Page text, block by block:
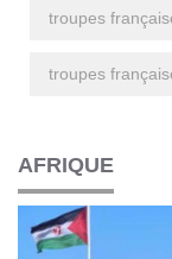
troupes
troupes
AFRIQUE